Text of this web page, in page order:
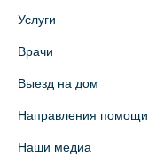
Услуги
Врачи
Выезд на дом
Направления помощи
Наши медиа